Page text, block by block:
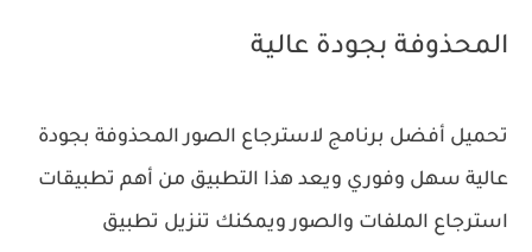
المحذوفة بجودة عالية
تحميل أفضل برنامج لاسترجاع الصور المحذوفة بجودة
عالية سهل وفوري ويعد هذا التطبيق من أهم تطبيقات
استرجاع الملفات والصور ويمكنك تنزيل تطبيق